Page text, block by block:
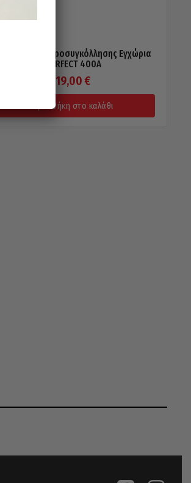
Τσιμπίδα Ηλεκτροσυγκόλλησης Εγχώρια
PERFECT 400A
19,00 €
Προσθήκη στο καλάθι